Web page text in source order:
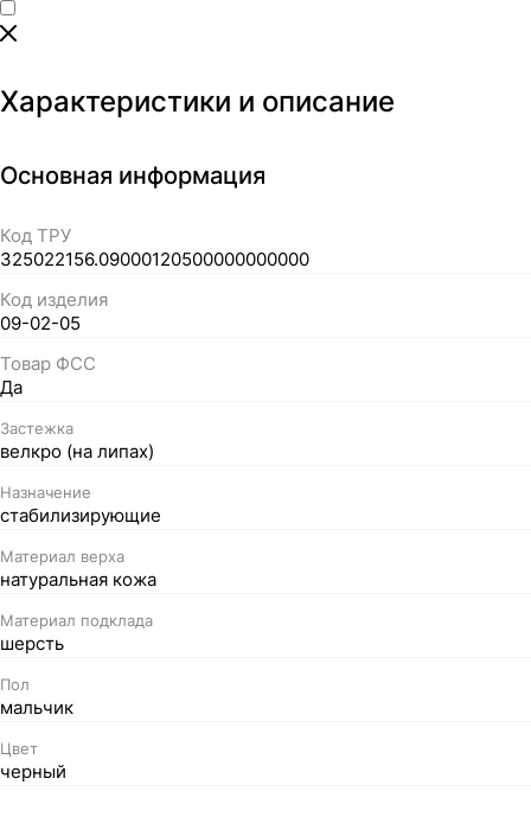
Характеристики и описание
Основная информация
Код ТРУ
325022156.09000120500000000000
Код изделия
09-02-05
Товар ФСС
Да
Застежка
велкро (на липах)
Назначение
стабилизирующие
Материал верха
натуральная кожа
Материал подклада
шерсть
Пол
мальчик
Цвет
черный